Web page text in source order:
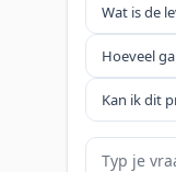
Wat is de
Hoeveel
Kan ik dit
Je vraag